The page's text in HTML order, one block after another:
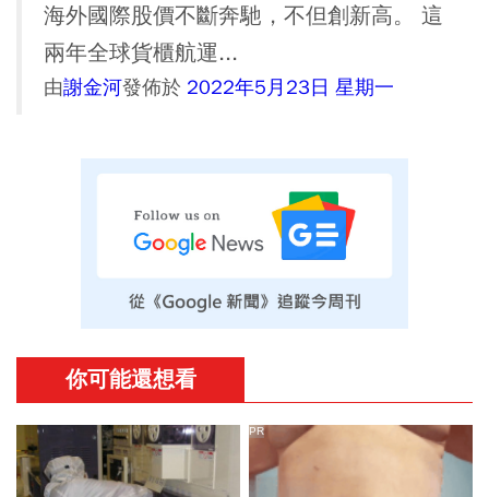
海外國際股價不斷奔馳，不但創新高。 這
兩年全球貨櫃航運...
由謝金河發佈於 2022年5月23日 星期一